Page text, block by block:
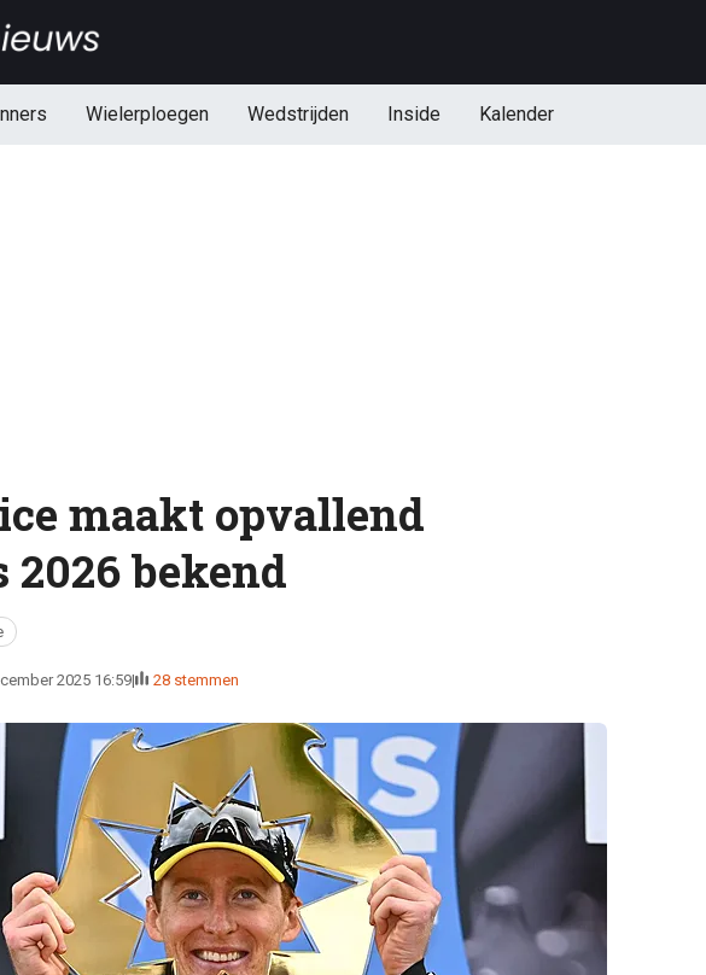
Wielerploegen Wedstrijden Inside Kalender
maakt opvallend
2026 bekend
2025 16:59 28 stemmen